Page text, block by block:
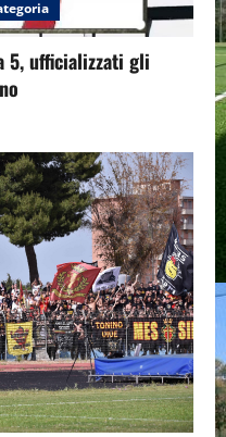
5, ufficializzati gli